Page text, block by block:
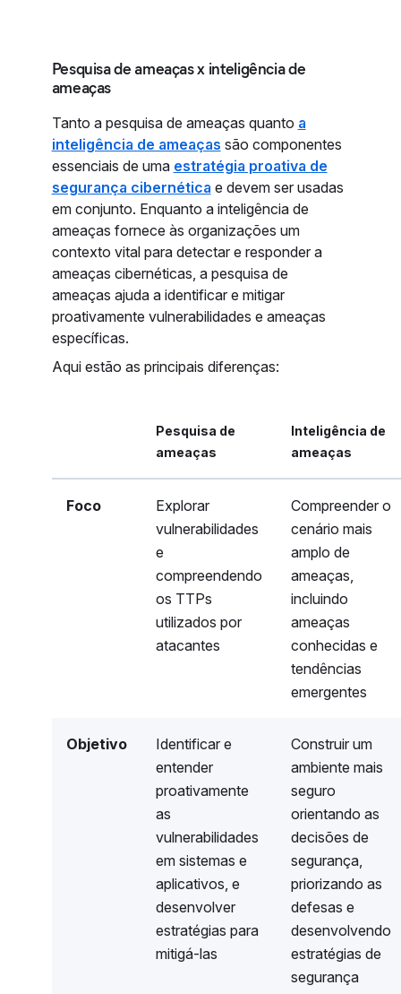
Pesquisa de ameaças x inteligência de
ameaças
Tanto a pesquisa de ameaças quanto a
inteligência de ameaças são componentes
essenciais de uma estratégia proativa de
segurança cibernética e devem ser usadas
em conjunto. Enquanto a inteligência de
ameaças fornece às organizações um
contexto vital para detectar e responder a
ameaças cibernéticas, a pesquisa de
ameaças ajuda a identificar e mitigar
proativamente vulnerabilidades e ameaças
específicas.
Aqui estão as principais diferenças:
Pesquisa de
ameaças
Inteligência de
ameaças
Foco
Explorar
vulnerabilidades
e
compreendendo
os TTPs
utilizados por
atacantes
Compreender o
cenário mais
amplo de
ameaças,
incluindo
ameaças
conhecidas e
tendências
emergentes
Objetivo
Identificar e
entender
proativamente
as
vulnerabilidades
em sistemas e
aplicativos, e
desenvolver
estratégias para
mitigá-las
Construir um
ambiente mais
seguro
orientando as
decisões de
segurança,
priorizando as
defesas e
desenvolvendo
estratégias de
segurança